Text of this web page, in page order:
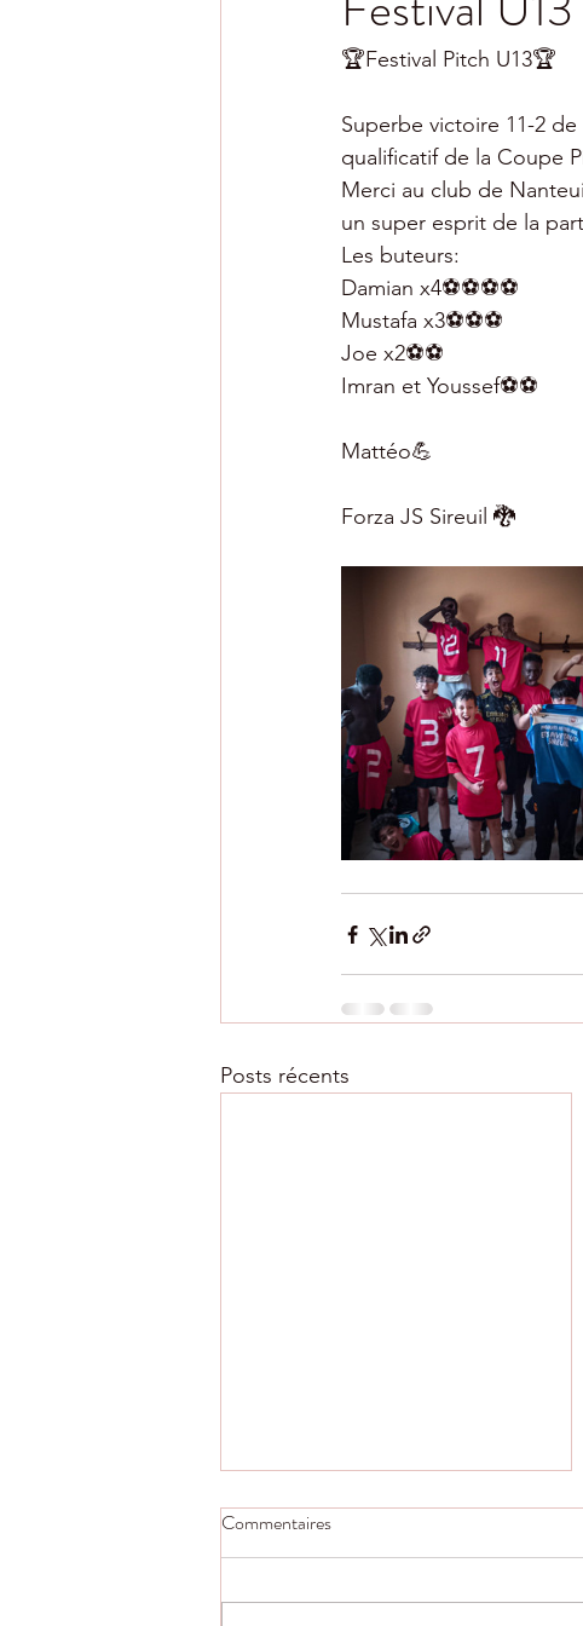
🏆Festival Pitch U13🏆
Superbe victoire 11-2
qualificatif de la Coupe
Merci au club de
un super esprit de la
Les buteurs:
Damian x4⚽⚽⚽⚽
Mustafa x3⚽⚽⚽
Joe x2⚽⚽
Imran et Youssef⚽⚽
Mattéo💪
Forza JS Sireuil 🐉
Posts récents
Commentaires